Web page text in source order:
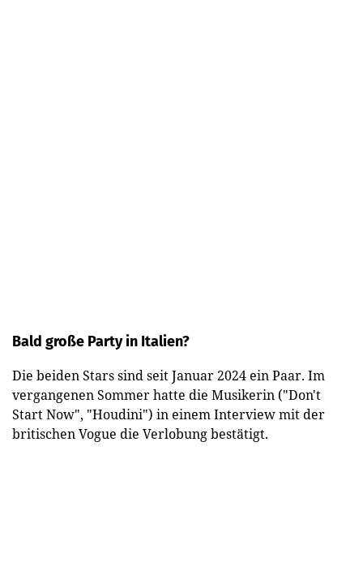
Bald große Party in Italien?
Die beiden Stars sind seit Januar 2024 ein Paar. Im
vergangenen Sommer hatte die Musikerin ("Don't
Start Now", "Houdini") in einem Interview mit der
britischen Vogue die Verlobung bestätigt.